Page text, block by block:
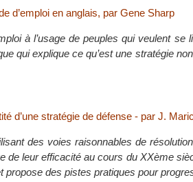
d’emploi en anglais, par Gene Sharp
à l’usage de peuples qui veulent se
qui explique ce qu’est une stratégie
d’une stratégie de défense - par J.
des voies raisonnables de
de leur efficacité au cours du XXème
propose des pistes pratiques pour